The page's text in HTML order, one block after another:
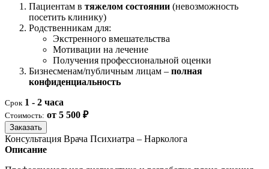
Пациентам в тяжелом состоянии (невозможность
посетить клинику)
Родственникам для:
Экстренного вмешательства
Мотивации на лечение
Получения профессиональной оценки
Бизнесменам/публичным лицам – полная
конфиденциальность
Срок 1 - 2 часа
Стоимость: от 5 500 ₽
Заказать
Консультация Врача Психиатра – Нарколога
Описание